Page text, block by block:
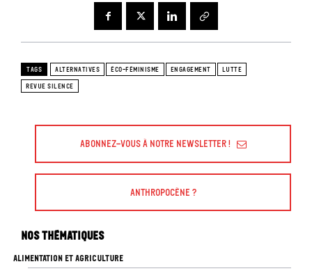
TAGS ALTERNATIVES ÉCO-FÉMINISME ENGAGEMENT
LUTTE
REVUE SILENCE
Abonnez-vous à Notre Newsletter !
Anthropocène ?
Nos thématiques
ALIMENTATION ET AGRICULTURE